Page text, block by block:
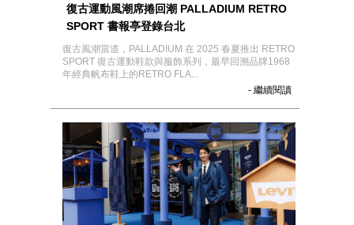
復古運動風潮席捲回潮 PALLADIUM RETRO
SPORT 書報亭登錄台北
復古風潮當道，PALLADIUM 在 2025 春夏推出 RETRO
SPORT 復古運動鞋款與服飾系列，最早回溯品牌1968
年經典帆布鞋上的RETRO FLA...
- 繼續閱讀